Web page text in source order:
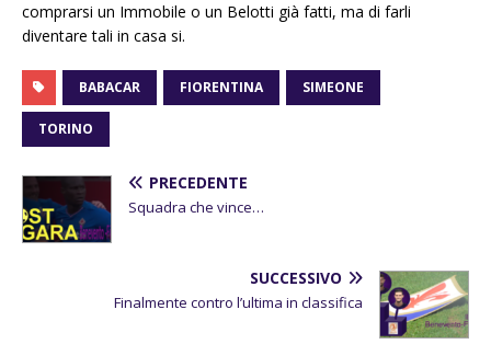
comprarsi un Immobile o un Belotti già fatti, ma di farli
diventare tali in casa si.
BABACAR FIORENTINA SIMEONE
TORINO
PRECEDENTE
Squadra che vince…
SUCCESSIVO
Finalmente contro l’ultima in classifica